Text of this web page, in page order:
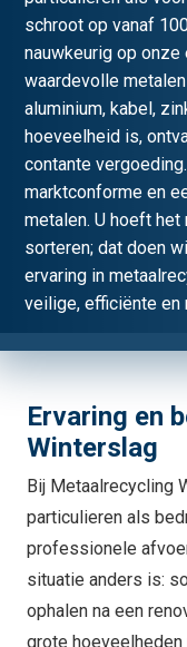
schroot op vanaf
nauwkeurig op
waardevolle
aluminium, kabel,
hoeveelheid is,
contante
marktconforme en
metalen. U hoeft
sorteren; dat doen
ervaring in
veilige, efficiënte en
Ervaring en
Winterslag
Bij Metaalrecycling
particulieren als
professionele
situatie anders is:
ophalen na een
grote